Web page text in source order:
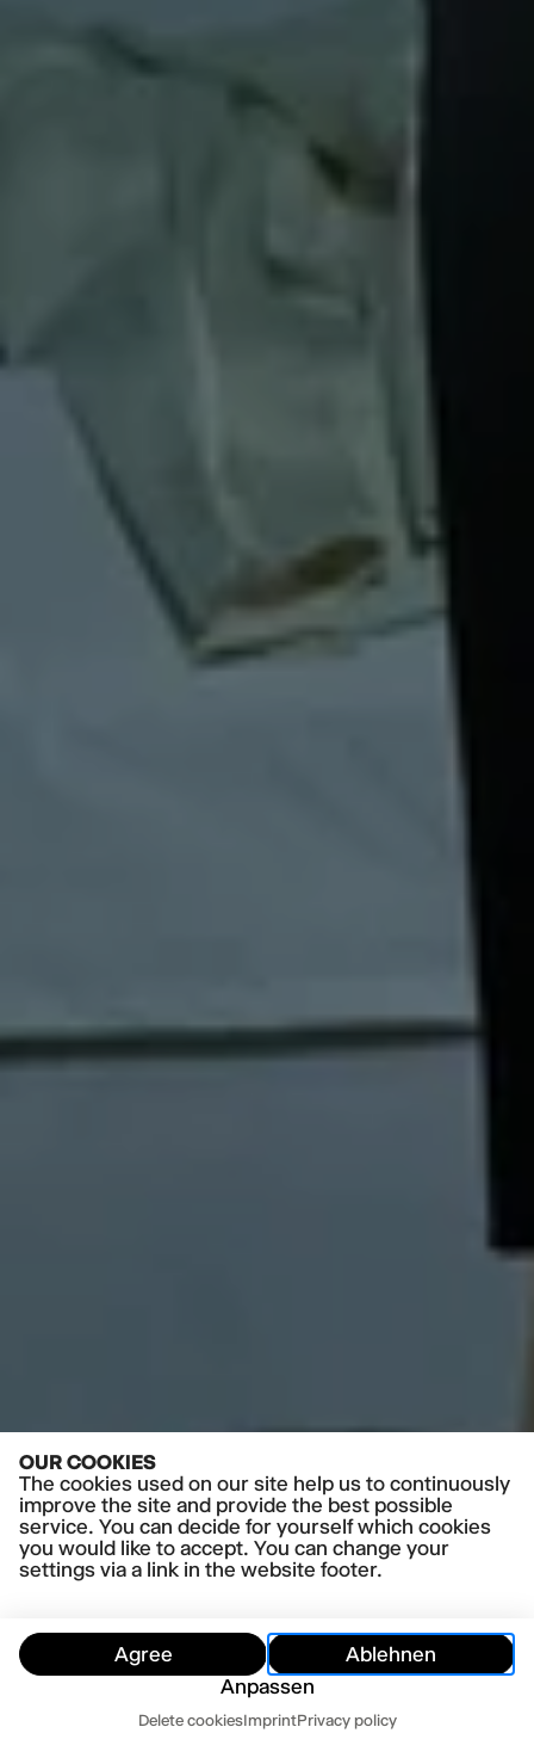
OUR COOKIES
The cookies used on our site help us to continuously
improve the site and provide the best possible
service. You can decide for yourself which cookies
you would like to accept. You can change your
settings via a link in the website footer.
Agree
Ablehnen
Anpassen
Delete cookiesImprintPrivacy policy
PRESS QUOTES
»Ein wichtiger, eindringlicher Theaterabend«
Hamburger Abendblatt